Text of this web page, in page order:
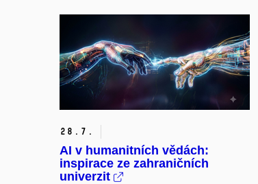
28. 7.
AI v humanitních vědách:
inspirace ze zahraničních
univerzit